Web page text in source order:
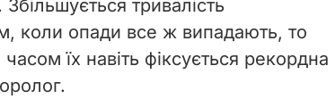
e
o
тривалість
коли опади все ж випадають, то
їх навіть фіксується рекордна